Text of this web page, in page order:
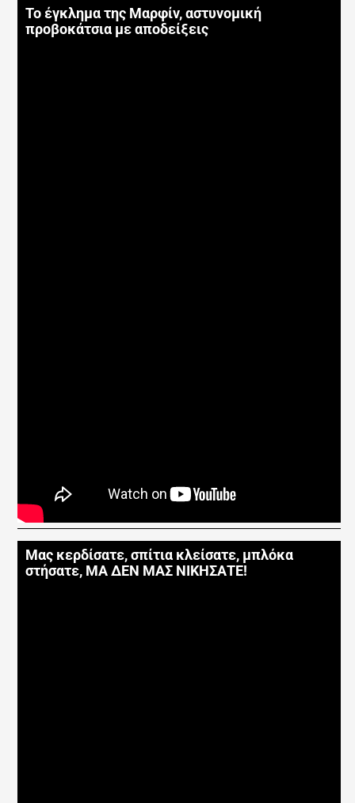
Το έγκλημα της Μαρφίν, αστυνομική
προβοκάτσια με αποδείξεις
Μας κερδίσατε, σπίτια κλείσατε, μπλόκα
στήσατε, ΜΑ ΔΕΝ ΜΑΣ ΝΙΚΗΣΑΤΕ!